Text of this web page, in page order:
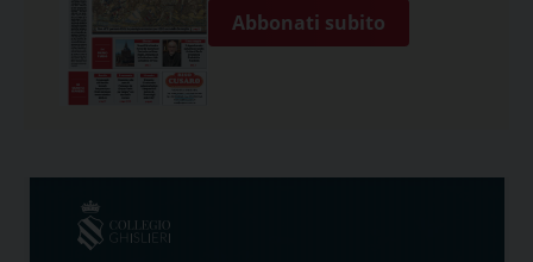
Abbonati subito